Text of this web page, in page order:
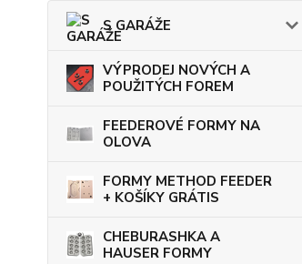
S GARÁŽE
VÝPRODEJ NOVÝCH A
POUŽITÝCH FOREM
FEEDEROVÉ FORMY NA
OLOVA
FORMY METHOD FEEDER
+ KOŠÍKY GRÁTIS
CHEBURASHKA A
HAUSER FORMY